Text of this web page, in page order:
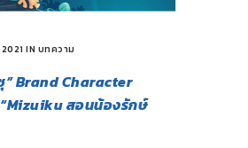
IN บทความ
Brand Character
“Mizuiku สอนน้องรักษ์